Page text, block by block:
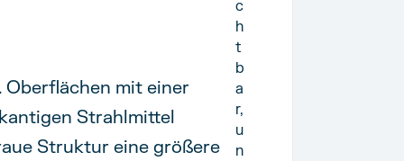
c
h
t
b
a
r,
u
n
Oberflächen mit einer
Strahlmittel
Struktur eine größere